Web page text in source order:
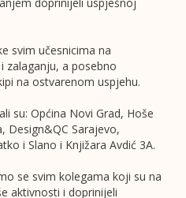
doprinijeli uspješnoj
svim učesnicima na
zalaganju, a posebno
na ostvarenom uspjehu.
su: Općina Novi Grad, Hoše
Design&QC Sarajevo,
i Slano i Knjižara Avdić 3A.
se svim kolegama koji su na
aktivnosti i doprinijeli